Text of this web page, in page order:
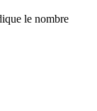
le nombre